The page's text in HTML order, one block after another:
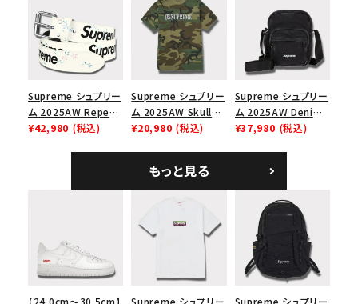
ュバック 5パネルキャ
ップ トゥルーティン
バーHTC フォールカ
Supreme シュプリー
ム 2025AW Repeat
Leather Belt リピー
¥42,980 (税込)
Supreme シュプリー
ム 2025AW Skull
Tee スカル Tシャ
¥20,980 (税込)
Supreme シュプリー
ム 2025AW Denim
Shoulder Bag デニ
¥37,980 (税込)
もっと見る
【24.0cm～30.5cm】 Supreme シュプリー Supreme シュプリー